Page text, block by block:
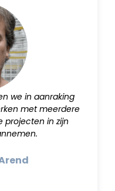
we in aanraking
met meerdere
projecten in zijn